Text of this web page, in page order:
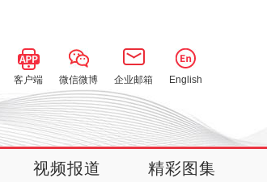
客户端 微信微博 企业邮箱 English
视频报道 精彩图集